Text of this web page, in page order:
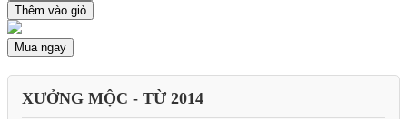
Thêm vào giỏ
Mua ngay
XƯỞNG MỘC - TỪ 2014